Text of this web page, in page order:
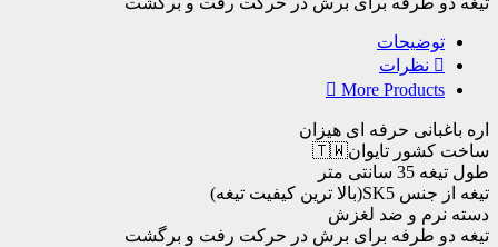
توضیحات
نظرات
More Products
اره باغبانی حرفه ای هیزان
ساخت کشور تایوان🇹🇼
طول تیغه 35 سانتی متر
تیغه از جنس SK5(بالا ترین کیفیت تیغه)
دسته نرم و ضد لغزش
تیغه دو طرفه برای برش در حرکت رفت و برگشت